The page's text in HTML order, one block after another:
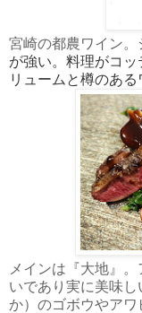
宮崎の都農ワイン。
が強い。料理がコ
リュームと樽のある
メインは『大地』
いであり実に美味
か）のゴボウやア